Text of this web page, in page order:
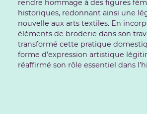
rendre hommage à des figures
historiques, redonnant ainsi une
nouvelle aux arts textiles. En
éléments de broderie dans son
transformé cette pratique
forme d’expression artistique
réaffirmé son rôle essentiel dans